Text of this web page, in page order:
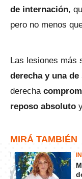
de internación,
pero no menos
Las lesiones más
derecha y una
derecha
reposo absoluto
MIRÁ TAMBIÉN